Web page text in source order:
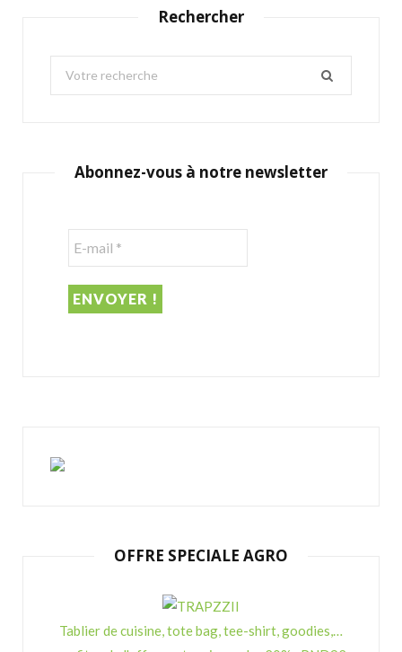
Rechercher
Abonnez-vous à notre newsletter
OFFRE SPECIALE AGRO
Tablier de cuisine, tote bag, tee-shirt, goodies,…